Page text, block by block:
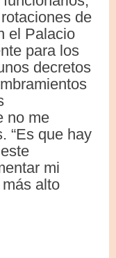
de
el Palacio
para los
decretos
no me
“Es que hay
mi
alto